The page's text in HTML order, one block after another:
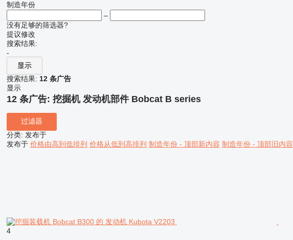
制造年份
–
没有足够的筛选器?
提议修改
搜索结果:
-
显示
搜索结果: 12 条广告
显示
12 条广告: 挖掘机 发动机部件 Bobcat B series
过滤器
分类: 发布于
发布于 价格由高到低排列 价格从低到高排列 制造年份 - 顶部新内容 制造年份 - 顶部旧内容
4